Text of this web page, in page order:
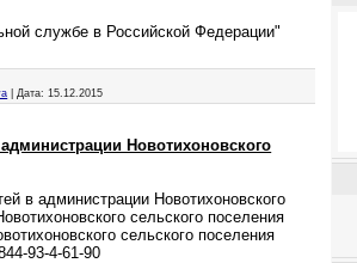
службе в Российской Федерации"
|Дата: 15.12.2015
Новотихоновского
в администрации Новотихоновского
сельского поселения
сельского поселения
93-4-61-90